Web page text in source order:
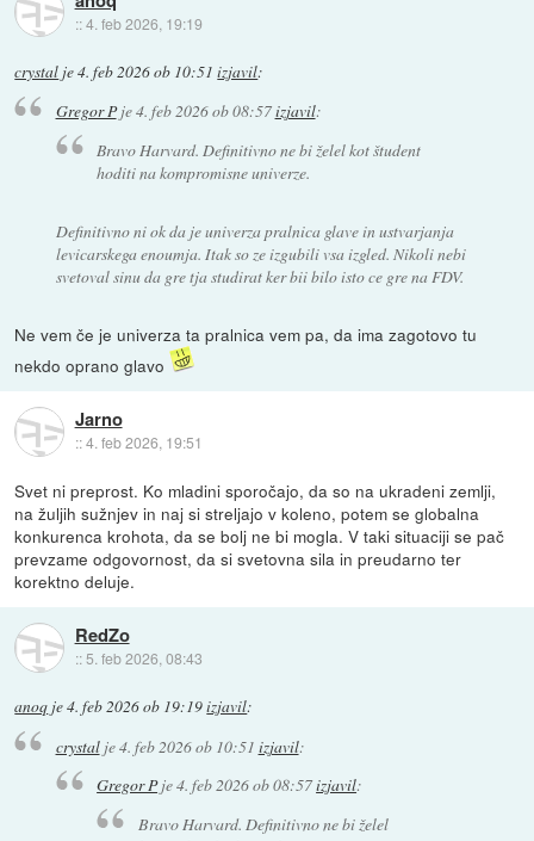
::4. feb 2026, 19:19
crystal je4. feb 2026 ob 10:51 izjavil:
Gregor Pje4. feb 2026 ob 08:57izjavil:
Bravo Harvard. Definitivno ne bi želel kot študent
hoditi na kompromisne univerze.
Definitivno ni ok da je univerza pralnica glave in ustvarjanja
levicarskega enoumja. Itak so ze izgubili vsa izgled. Nikoli nebi
svetoval sinu da gre tja studirat ker bii bilo isto ce gre na FDV.
Ne vem če je univerza ta pralnica vem pa, da ima zagotovo tu
nekdo oprano glavo
Jarno
::4. feb 2026, 19:51
Svet ni preprost. Ko mladini sporočajo, da so na ukradeni zemlji,
na žuljih sužnjev in naj si streljajo v koleno, potem se globalna
konkurenca krohota, da se bolj ne bi mogla. V taki situaciji se pač
prevzame odgovornost, da si svetovna sila in preudarno ter
korektno deluje.
RedZo
:: 5. feb 2026, 08:43
anoq je4. feb 2026 ob 19:19izjavil:
crystalje4. feb 2026 ob 10:51 izjavil:
Gregor Pje4. feb 2026 ob 08:57izjavil:
Bravo Harvard. Definitivno ne bi želel